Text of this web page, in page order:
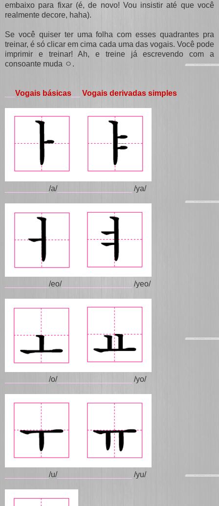
embaixo para fixar (é, de novo! Vou insistir até que você
realmente decore, haha).
Se você quiser ter uma folha com esses quadrantes pra
treinar, é só clicar em cima cada uma das vogais. Você pode
imprimir e treinar! Ah, e treine já escrevendo com a
consoante muda ㅇ.
Vogais básicas Vogais derivadas simples
/a/_________________ /ya/
/eo/________________ /yeo/
/o/_________________ /yo/
/u/_________________ /yu/